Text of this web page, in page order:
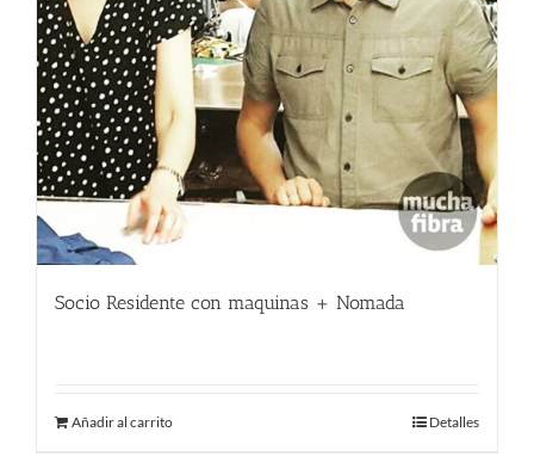
Socio Residente con maquinas + Nomada
Añadir al carrito Detalles